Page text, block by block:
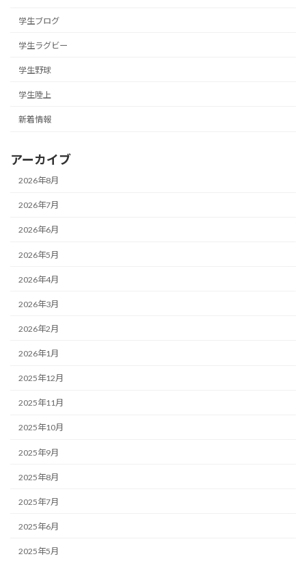
学生ブログ
学生ラグビー
学生野球
学生陸上
新着情報
アーカイブ
2026年8月
2026年7月
2026年6月
2026年5月
2026年4月
2026年3月
2026年2月
2026年1月
2025年12月
2025年11月
2025年10月
2025年9月
2025年8月
2025年7月
2025年6月
2025年5月